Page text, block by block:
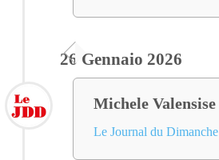
26 Gennaio 2026
Michele Valensise
Le Journal du Dimanche